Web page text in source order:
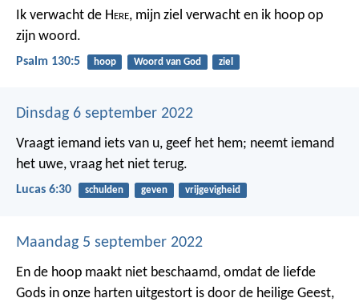
Ik verwacht de Here, mijn ziel verwacht en ik hoop op
zijn woord.
Psalm 130:5 hoop Woord van God ziel
Dinsdag 6 september 2022
Vraagt iemand iets van u, geef het hem; neemt iemand
het uwe, vraag het niet terug.
Lucas 6:30 schulden geven vrijgevigheid
Maandag 5 september 2022
En de hoop maakt niet beschaamd, omdat de liefde
Gods in onze harten uitgestort is door de heilige Geest,